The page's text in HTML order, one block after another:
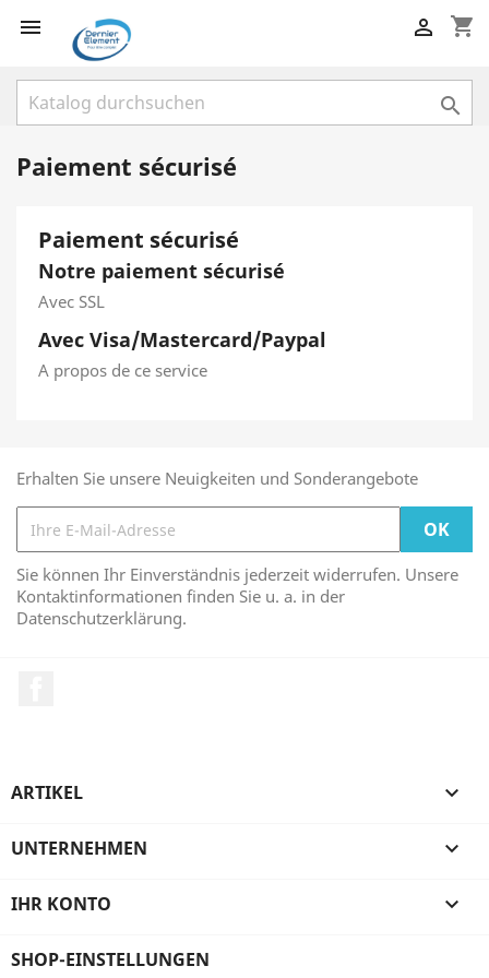
 shopping_cart


Paiement sécurisé
Paiement sécurisé
Notre paiement sécurisé
Avec SSL
Avec Visa/Mastercard/Paypal
A propos de ce service
Erhalten Sie unsere Neuigkeiten und Sonderangebote
Sie können Ihr Einverständnis jederzeit widerrufen. Unsere
Kontaktinformationen finden Sie u. a. in der
Datenschutzerklärung.
ARTIKEL 
UNTERNEHMEN 
IHR KONTO 
SHOP-EINSTELLUNGEN